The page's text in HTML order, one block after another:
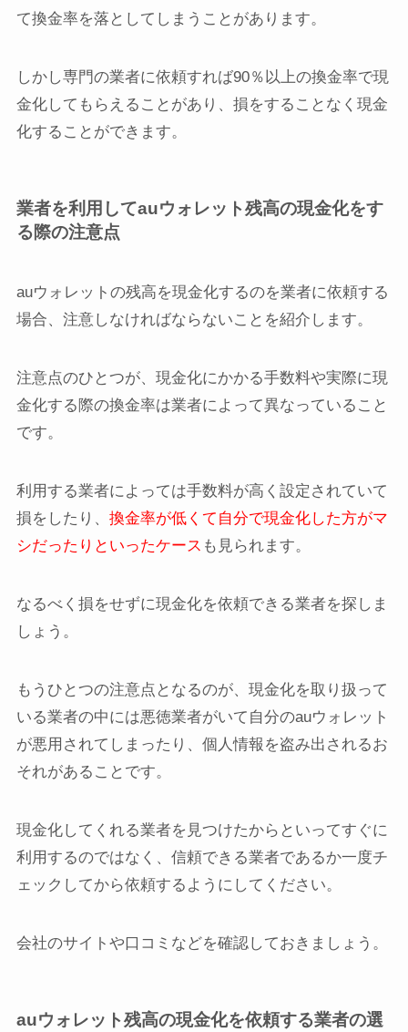
て換金率を落としてしまうことがあります。
しかし専門の業者に依頼すれば90％以上の換金率で現
金化してもらえることがあり、損をすることなく現金
化することができます。
業者を利用してauウォレット残高の現金化をす
る際の注意点
auウォレットの残高を現金化するのを業者に依頼する
場合、注意しなければならないことを紹介します。
注意点のひとつが、現金化にかかる手数料や実際に現
金化する際の換金率は業者によって異なっていること
です。
利用する業者によっては手数料が高く設定されていて
損をしたり、 換金率が低くて自分で現金化した方がマ
シだったりといったケース も見られます。
なるべく損をせずに現金化を依頼できる業者を探しま
しょう。
もうひとつの注意点となるのが、現金化を取り扱って
いる業者の中には悪徳業者がいて自分のauウォレット
が悪用されてしまったり、個人情報を盗み出されるお
それがあることです。
現金化してくれる業者を見つけたからといってすぐに
利用するのではなく、信頼できる業者であるか一度チ
ェックしてから依頼するようにしてください。
会社のサイトや口コミなどを確認しておきましょう。
auウォレット残高の現金化を依頼する業者の選